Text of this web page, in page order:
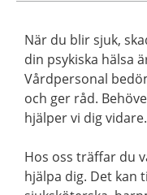
När du blir sjuk,
din psykiska hälsa
Vårdpersonal
och ger råd.
hjälper vi dig vidare.
Hos oss träffar du
hjälpa dig. Det kan